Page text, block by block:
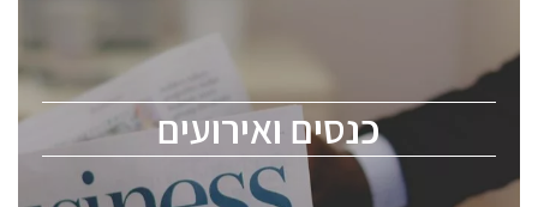
כנסים ואירועים
לכל העוסקים בתעשיית הסמיקונדקטור כולל מהנדסים,
ChipEx2026 will be held on May 12-13, 2026. The
conference is intended for everyone involved in the